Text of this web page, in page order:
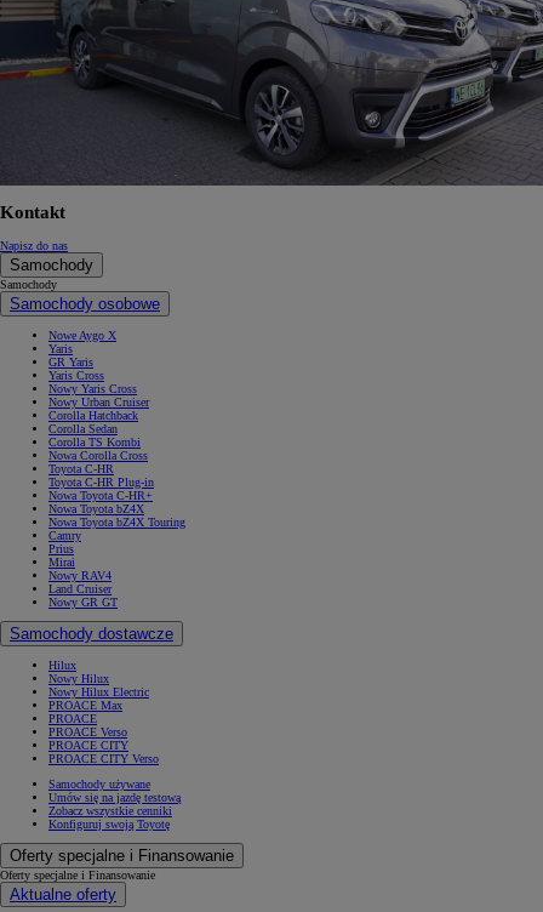
Kontakt
Napisz do nas
Samochody
Samochody
Samochody osobowe
Nowe Aygo X
Yaris
GR Yaris
Yaris Cross
Nowy Yaris Cross
Nowy Urban Cruiser
Corolla Hatchback
Corolla Sedan
Corolla TS Kombi
Nowa Corolla Cross
Toyota C-HR
Toyota C-HR Plug-in
Nowa Toyota C-HR+
Nowa Toyota bZ4X
Nowa Toyota bZ4X Touring
Camry
Prius
Mirai
Nowy RAV4
Land Cruiser
Nowy GR GT
Samochody dostawcze
Hilux
Nowy Hilux
Nowy Hilux Electric
PROACE Max
PROACE
PROACE Verso
PROACE CITY
PROACE CITY Verso
Samochody używane
Umów się na jazdę testową
Zobacz wszystkie cenniki
Konfiguruj swoją Toyotę
Oferty specjalne i Finansowanie
Oferty specjalne i Finansowanie
Aktualne oferty